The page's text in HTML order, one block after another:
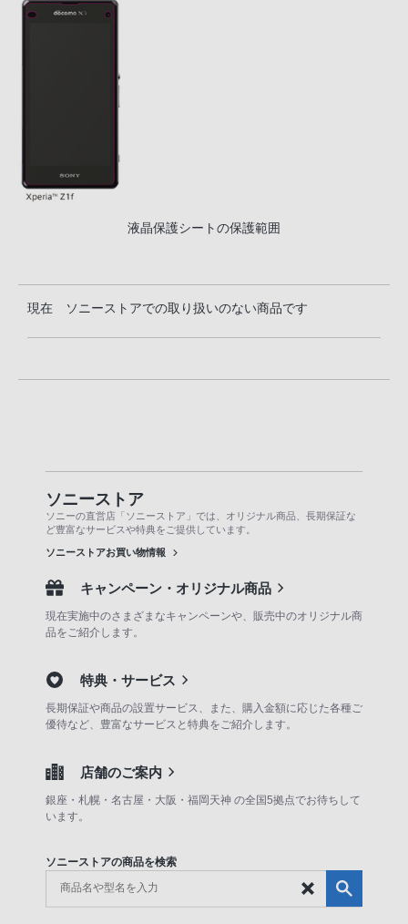
液晶保護シートの保護範囲
現在 ソニーストアでの取り扱いのない商品です
ソニーストア
ソニーの直営店「ソニーストア」では、オリジナル商品、長期保証な
ど豊富なサービスや特典をご提供しています。
ソニーストアお買い物情報
キャンペーン・オリジナル商品
現在実施中のさまざまなキャンペーンや、販売中のオリジナル商
品をご紹介します。
特典・サービス
長期保証や商品の設置サービス、また、購入金額に応じた各種ご
優待など、豊富なサービスと特典をご紹介します。
店舗のご案内
銀座・札幌・名古屋・大阪・福岡天神 の全国5拠点でお待ちして
います。
ソニーストアの商品を検索